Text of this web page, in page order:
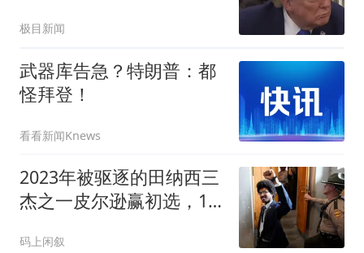
极目新闻
武器库告急？特朗普：都
怪拜登！
看看新闻Knews
2023年被驱逐的田纳西三
杰之一皮尔逊赢初选，11
码上闲叙